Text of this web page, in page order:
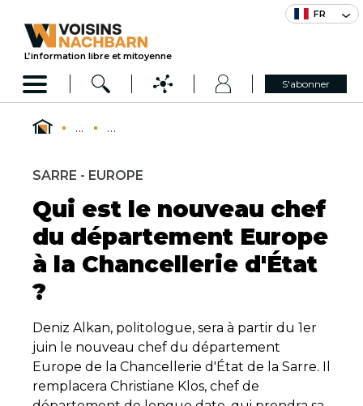
FR
L’information libre et mitoyenne
S'abonner
... ...
SARRE - EUROPE
Qui est le nouveau chef
du département Europe
à la Chancellerie d'État
?
Deniz Alkan, politologue, sera à partir du 1er
juin le nouveau chef du département
Europe de la Chancellerie d'État de la Sarre. Il
remplacera Christiane Klos, chef de